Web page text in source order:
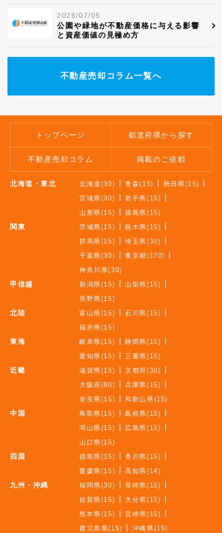
2026/07/05
公園や緑地が不動産価格に与える影響
と資産価値の見極め方
不動産売却コラム一覧へ
トップページ 都道府県から探す
不動産売却コラム 掲載のご依頼
北海道・東北 北海道(30) 青森(15)
秋田県(15)
宮城県(30)
岩手県(15)
山形県(15)
福島県(15)
関東 茨城県(15)
栃木県(15)
群馬県(15)
埼玉県(30)
千葉県(30)
東京都(170)
神奈川県(30)
甲信越 新潟県(15)
山梨県(15)
長野県(15)
北陸 富山県(15)
石川県(15)
福井県(15)
東海 岐阜県(15)
静岡県(15)
愛知県(15)
三重県(15)
近畿 滋賀県(15)
京都府(30)
大阪府(80)
兵庫県(15)
奈良県(15)
和歌山県(15)
中国 鳥取県(15)
島根県(15)
岡山県(15)
広島県(15)
山口県(15)
四国 徳島県(15)
香川県(15)
愛媛県(15)
高知県(14)
九州・沖縄 福岡県(30)
長崎県(15)
佐賀県(15)
大分県(15)
熊本県(15)
宮崎県(15)
鹿児島県(15)
沖縄県(15)